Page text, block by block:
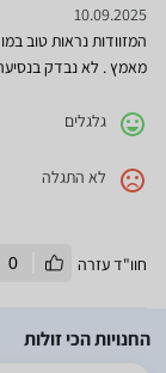
10.09.2025
המזוודות נראות טוב
מאמץ . לא נבדק בנסיעה
גלגלים
לא התגלה
חוו"ד עזרה 0
החנויות הכי זולות